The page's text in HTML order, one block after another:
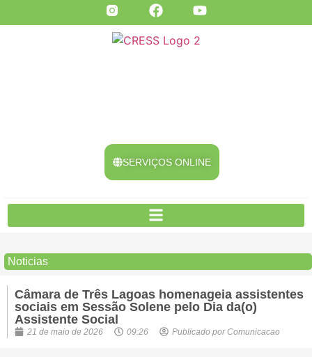
SERVIÇOS ONLINE
Noticias
Câmara de Três Lagoas homenageia assistentes
sociais em Sessão Solene pelo Dia da(o)
Assistente Social
21 de maio de 2026 09:26 Publicado porComunicacao